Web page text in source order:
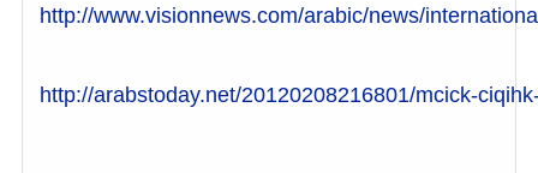
http://www.visionnews.com/arabic/news/
http://arabstoday.net/20120208216801/mcick-